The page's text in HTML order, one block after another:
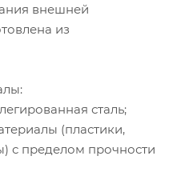
внешней
из
сталь;
(пластики,
с пределом прочности